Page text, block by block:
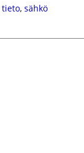
tieto, sähkö